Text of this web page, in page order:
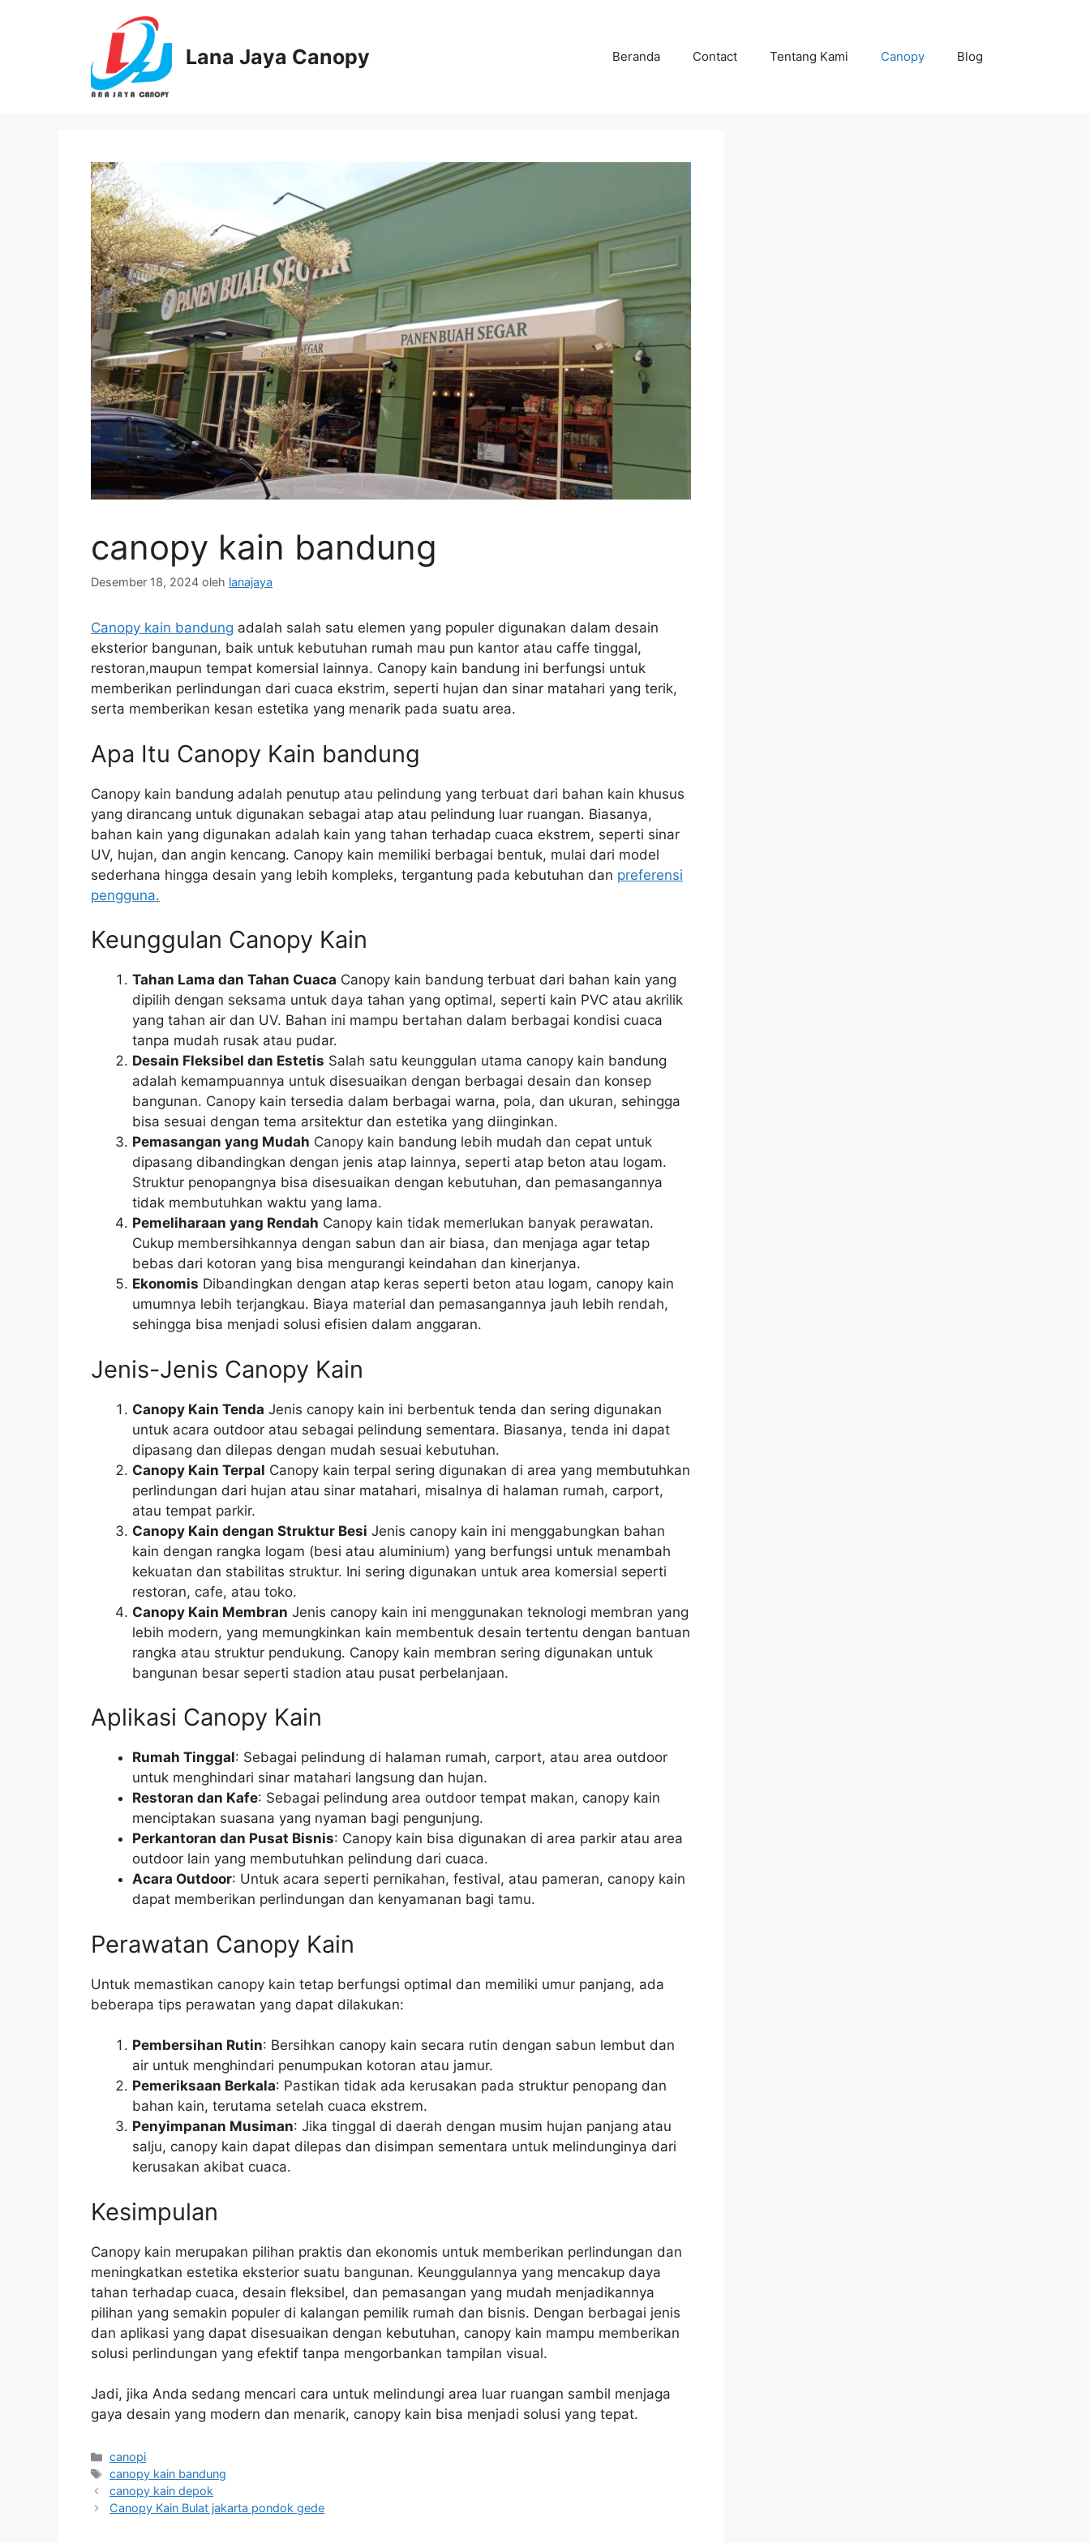
Lana Jaya Canopy Beranda Contact Tentang Kami Canopy Blog
canopy kain bandung
Desember 18, 2024 oleh lanajaya
Canopy kain bandung adalah salah satu elemen yang populer digunakan dalam desain
eksterior bangunan, baik untuk kebutuhan rumah mau pun kantor atau caffe tinggal,
restoran,maupun tempat komersial lainnya. Canopy kain bandung ini berfungsi untuk
memberikan perlindungan dari cuaca ekstrim, seperti hujan dan sinar matahari yang terik,
serta memberikan kesan estetika yang menarik pada suatu area.
Apa Itu Canopy Kain bandung
Canopy kain bandung adalah penutup atau pelindung yang terbuat dari bahan kain khusus
yang dirancang untuk digunakan sebagai atap atau pelindung luar ruangan. Biasanya,
bahan kain yang digunakan adalah kain yang tahan terhadap cuaca ekstrem, seperti sinar
UV, hujan, dan angin kencang. Canopy kain memiliki berbagai bentuk, mulai dari model
sederhana hingga desain yang lebih kompleks, tergantung pada kebutuhan dan preferensi
pengguna.
Keunggulan Canopy Kain
Tahan Lama dan Tahan Cuaca Canopy kain bandung terbuat dari bahan kain yang
dipilih dengan seksama untuk daya tahan yang optimal, seperti kain PVC atau akrilik
yang tahan air dan UV. Bahan ini mampu bertahan dalam berbagai kondisi cuaca
tanpa mudah rusak atau pudar.
Desain Fleksibel dan Estetis Salah satu keunggulan utama canopy kain bandung
adalah kemampuannya untuk disesuaikan dengan berbagai desain dan konsep
bangunan. Canopy kain tersedia dalam berbagai warna, pola, dan ukuran, sehingga
bisa sesuai dengan tema arsitektur dan estetika yang diinginkan.
Pemasangan yang Mudah Canopy kain bandung lebih mudah dan cepat untuk
dipasang dibandingkan dengan jenis atap lainnya, seperti atap beton atau logam.
Struktur penopangnya bisa disesuaikan dengan kebutuhan, dan pemasangannya
tidak membutuhkan waktu yang lama.
Pemeliharaan yang Rendah Canopy kain tidak memerlukan banyak perawatan.
Cukup membersihkannya dengan sabun dan air biasa, dan menjaga agar tetap
bebas dari kotoran yang bisa mengurangi keindahan dan kinerjanya.
Ekonomis Dibandingkan dengan atap keras seperti beton atau logam, canopy kain
umumnya lebih terjangkau. Biaya material dan pemasangannya jauh lebih rendah,
sehingga bisa menjadi solusi efisien dalam anggaran.
Jenis-Jenis Canopy Kain
Canopy Kain Tenda Jenis canopy kain ini berbentuk tenda dan sering digunakan
untuk acara outdoor atau sebagai pelindung sementara. Biasanya, tenda ini dapat
dipasang dan dilepas dengan mudah sesuai kebutuhan.
Canopy Kain Terpal Canopy kain terpal sering digunakan di area yang membutuhkan
perlindungan dari hujan atau sinar matahari, misalnya di halaman rumah, carport,
atau tempat parkir.
Canopy Kain dengan Struktur Besi Jenis canopy kain ini menggabungkan bahan
kain dengan rangka logam (besi atau aluminium) yang berfungsi untuk menambah
kekuatan dan stabilitas struktur. Ini sering digunakan untuk area komersial seperti
restoran, cafe, atau toko.
Canopy Kain Membran Jenis canopy kain ini menggunakan teknologi membran yang
lebih modern, yang memungkinkan kain membentuk desain tertentu dengan bantuan
rangka atau struktur pendukung. Canopy kain membran sering digunakan untuk
bangunan besar seperti stadion atau pusat perbelanjaan.
Aplikasi Canopy Kain
Rumah Tinggal: Sebagai pelindung di halaman rumah, carport, atau area outdoor
untuk menghindari sinar matahari langsung dan hujan.
Restoran dan Kafe: Sebagai pelindung area outdoor tempat makan, canopy kain
menciptakan suasana yang nyaman bagi pengunjung.
Perkantoran dan Pusat Bisnis: Canopy kain bisa digunakan di area parkir atau area
outdoor lain yang membutuhkan pelindung dari cuaca.
Acara Outdoor: Untuk acara seperti pernikahan, festival, atau pameran, canopy kain
dapat memberikan perlindungan dan kenyamanan bagi tamu.
Perawatan Canopy Kain
Untuk memastikan canopy kain tetap berfungsi optimal dan memiliki umur panjang, ada
beberapa tips perawatan yang dapat dilakukan:
Pembersihan Rutin: Bersihkan canopy kain secara rutin dengan sabun lembut dan
air untuk menghindari penumpukan kotoran atau jamur.
Pemeriksaan Berkala: Pastikan tidak ada kerusakan pada struktur penopang dan
bahan kain, terutama setelah cuaca ekstrem.
Penyimpanan Musiman: Jika tinggal di daerah dengan musim hujan panjang atau
salju, canopy kain dapat dilepas dan disimpan sementara untuk melindunginya dari
kerusakan akibat cuaca.
Kesimpulan
Canopy kain merupakan pilihan praktis dan ekonomis untuk memberikan perlindungan dan
meningkatkan estetika eksterior suatu bangunan. Keunggulannya yang mencakup daya
tahan terhadap cuaca, desain fleksibel, dan pemasangan yang mudah menjadikannya
pilihan yang semakin populer di kalangan pemilik rumah dan bisnis. Dengan berbagai jenis
dan aplikasi yang dapat disesuaikan dengan kebutuhan, canopy kain mampu memberikan
solusi perlindungan yang efektif tanpa mengorbankan tampilan visual.
Jadi, jika Anda sedang mencari cara untuk melindungi area luar ruangan sambil menjaga
gaya desain yang modern dan menarik, canopy kain bisa menjadi solusi yang tepat.
Kategori
canopi
Tag
canopy kain bandung
canopy kain depok
Canopy Kain Bulat jakarta pondok gede